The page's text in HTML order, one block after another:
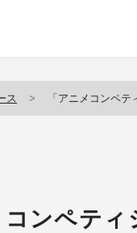
ス 「アニメコンペティ
コンペテ